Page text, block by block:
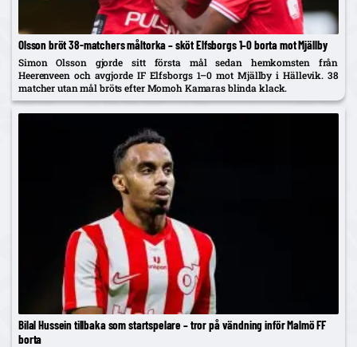
Olsson bröt 38-matchers måltorka – sköt Elfsborgs 1–0 borta mot Mjällby
Simon Olsson gjorde sitt första mål sedan hemkomsten från
Heerenveen och avgjorde IF Elfsborgs 1–0 mot Mjällby i Hällevik. 38
matcher utan mål bröts efter Momoh Kamaras blinda klack.
Bilal Hussein tillbaka som startspelare – tror på vändning inför Malmö FF
borta